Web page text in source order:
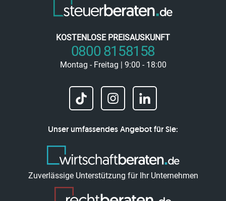
KOSTENLOSE PREISAUSKUNFT
0800 8158158
Montag - Freitag | 9:00 - 18:00
Unser umfassendes Angebot für Sie:
Zuverlässige Unterstützung für Ihr Unternehmen